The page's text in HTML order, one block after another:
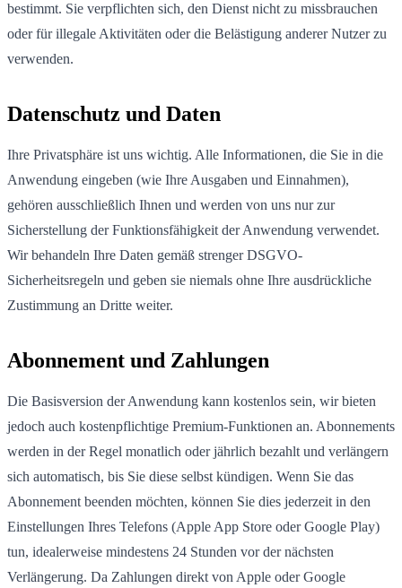
bestimmt. Sie verpflichten sich, den Dienst nicht zu missbrauchen
oder für illegale Aktivitäten oder die Belästigung anderer Nutzer zu
verwenden.
Datenschutz und Daten
Ihre Privatsphäre ist uns wichtig. Alle Informationen, die Sie in die
Anwendung eingeben (wie Ihre Ausgaben und Einnahmen),
gehören ausschließlich Ihnen und werden von uns nur zur
Sicherstellung der Funktionsfähigkeit der Anwendung verwendet.
Wir behandeln Ihre Daten gemäß strenger DSGVO-
Sicherheitsregeln und geben sie niemals ohne Ihre ausdrückliche
Zustimmung an Dritte weiter.
Abonnement und Zahlungen
Die Basisversion der Anwendung kann kostenlos sein, wir bieten
jedoch auch kostenpflichtige Premium-Funktionen an. Abonnements
werden in der Regel monatlich oder jährlich bezahlt und verlängern
sich automatisch, bis Sie diese selbst kündigen. Wenn Sie das
Abonnement beenden möchten, können Sie dies jederzeit in den
Einstellungen Ihres Telefons (Apple App Store oder Google Play)
tun, idealerweise mindestens 24 Stunden vor der nächsten
Verlängerung. Da Zahlungen direkt von Apple oder Google